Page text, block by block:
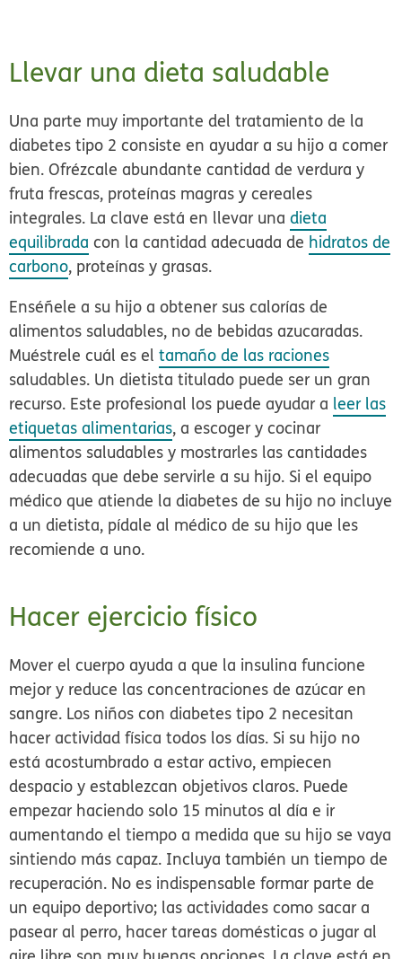
Llevar una dieta saludable
Una parte muy importante del tratamiento de la
diabetes tipo 2 consiste en ayudar a su hijo a comer
bien. Ofrézcale abundante cantidad de verdura y
fruta frescas, proteínas magras y cereales
integrales. La clave está en llevar unadieta
equilibrada con la cantidad adecuada de hidratos de
carbono, proteínas y grasas.
Enséñele a su hijo a obtener sus calorías de
alimentos saludables, no de bebidas azucaradas.
Muéstrele cuál es eltamaño de las raciones
saludables. Un dietista titulado puede ser un gran
recurso. Este profesional los puede ayudar a leer las
etiquetas alimentarias, a escoger y cocinar
alimentos saludables y mostrarles las cantidades
adecuadas que debe servirle a su hijo. Si el equipo
médico que atiende la diabetes de su hijo no incluye
a un dietista, pídale al médico de su hijo que les
recomiende a uno.
Hacer ejercicio físico
Mover el cuerpo ayuda a que la insulina funcione
mejor y reduce las concentraciones de azúcar en
sangre. Los niños con diabetes tipo 2 necesitan
hacer actividad física todos los días. Si su hijo no
está acostumbrado a estar activo, empiecen
despacio y establezcan objetivos claros. Puede
empezar haciendo solo 15 minutos al día e ir
aumentando el tiempo a medida que su hijo se vaya
sintiendo más capaz. Incluya también un tiempo de
recuperación. No es indispensable formar parte de
un equipo deportivo; las actividades como sacar a
pasear al perro, hacer tareas domésticas o jugar al